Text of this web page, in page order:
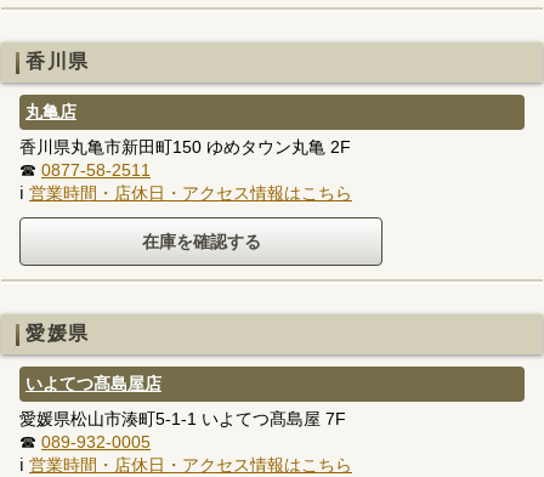
香川県
丸亀店
香川県丸亀市新田町150 ゆめタウン丸亀 2F
☎ 0877-58-2511
ℹ 営業時間・店休日・アクセス情報はこちら
愛媛県
いよてつ髙島屋店
愛媛県松山市湊町5-1-1 いよてつ髙島屋 7F
☎ 089-932-0005
ℹ 営業時間・店休日・アクセス情報はこちら